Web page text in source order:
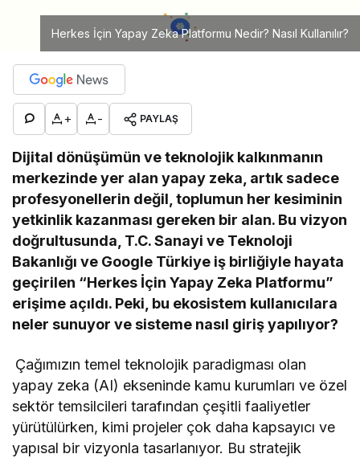
Herkes İçin Yapay Zeka Platformu Nedir? Nasıl Kullanılır?
+ - PAYLAŞ
Dijital dönüşümün ve teknolojik kalkınmanın
merkezinde yer alan yapay zeka, artık sadece
profesyonellerin değil, toplumun her kesiminin
yetkinlik kazanması gereken bir alan. Bu vizyon
doğrultusunda, T.C. Sanayi ve Teknoloji
Bakanlığı ve Google Türkiye iş birliğiyle hayata
geçirilen “Herkes İçin Yapay Zeka Platformu”
erişime açıldı. Peki, bu ekosistem kullanıcılara
neler sunuyor ve sisteme nasıl giriş yapılıyor?
Çağımızın temel teknolojik paradigması olan
yapay zeka (AI) ekseninde kamu kurumları ve özel
sektör temsilcileri tarafından çeşitli faaliyetler
yürütülürken, kimi projeler çok daha kapsayıcı ve
yapısal bir vizyonla tasarlanıyor. Bu stratejik